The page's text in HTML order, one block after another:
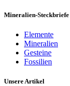
Mineralien-Steckbriefe
Elemente
Mineralien
Gesteine
Fossilien
Unsere Artikel